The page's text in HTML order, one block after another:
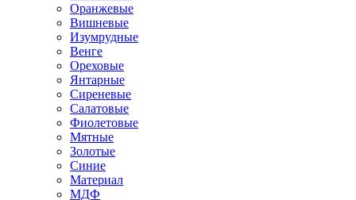
Оранжевые
Вишневые
Изумрудные
Венге
Ореховые
Янтарные
Сиреневые
Салатовые
Фиолетовые
Мятные
Золотые
Синие
Материал
МДФ